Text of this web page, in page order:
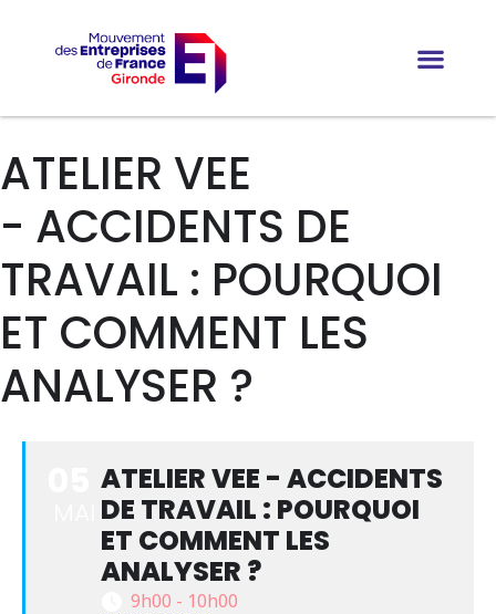
ATELIER VEE
- ACCIDENTS DE
TRAVAIL : POURQUOI
ET COMMENT LES
ANALYSER ?
ATELIER VEE - ACCIDENTS
DE TRAVAIL : POURQUOI
ET COMMENT LES
ANALYSER ?
9h00 - 10h00